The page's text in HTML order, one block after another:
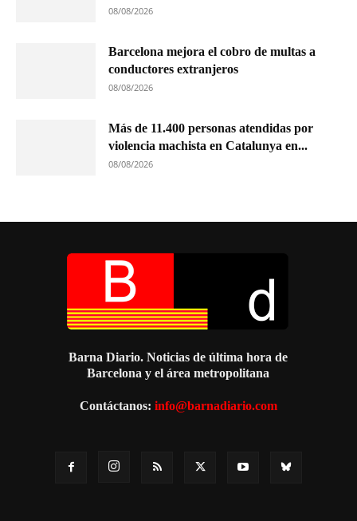
08/08/2026
Barcelona mejora el cobro de multas a
conductores extranjeros
08/08/2026
Más de 11.400 personas atendidas por
violencia machista en Catalunya en...
08/08/2026
Barna Diario. Noticias de última hora de
Barcelona y el área metropolitana
Contáctanos: info@barnadiario.com